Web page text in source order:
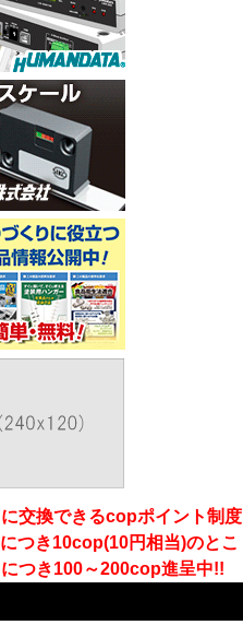
交換できるcopポイント制度
つき10cop(10円相当)のとこ
つき100～200cop進呈中!!